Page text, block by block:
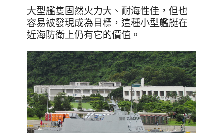
大型艦隻固然火力大、耐海性佳，但也
容易被發現成為目標，這種小型艦艇在
近海防衛上仍有它的價值。